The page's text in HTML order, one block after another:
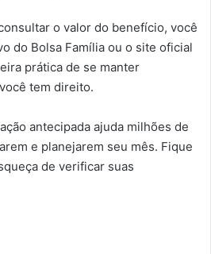
o valor do benefício, você
do Bolsa Família ou o site oficial
prática de se manter
tem direito.
antecipada ajuda milhões de
e planejarem seu mês. Fique
de verificar suas